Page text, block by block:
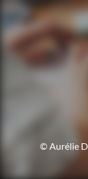
© Aurélie